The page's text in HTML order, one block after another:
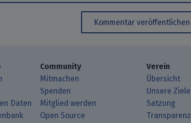
Kommentar veröffentlichen
Daten
Community
Mitmachen
Spenden
Mitglied werden
Open Source
Verein
Übersicht
Unsere Ziele
Satzung
Transparenz